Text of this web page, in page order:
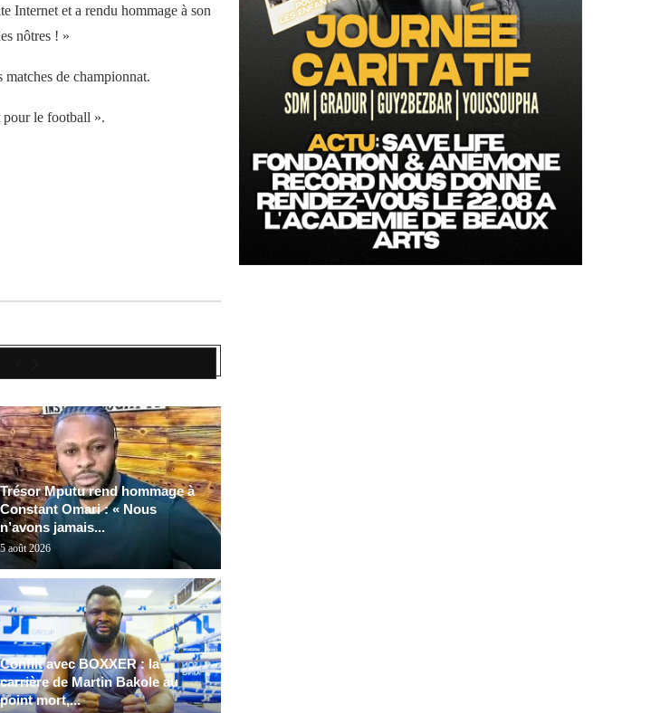
Internet et a rendu hommage à son
nôtres ! »
de championnat.
pour le football ».
Trésor Mputu rend hommage à
Constant Omari : « Nous
n’avons jamais...
5 août 2026
Conflit avec BOXXER : la
carrière de Martin Bakole au
point mort,...